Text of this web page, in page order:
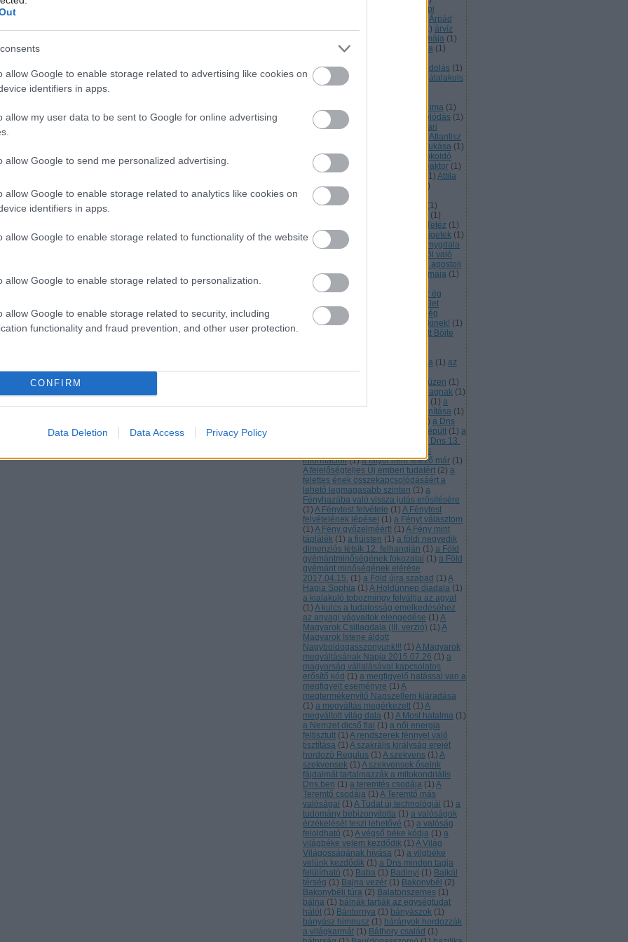
allow Google to enable storage related to advertising like cookies on
identifiers in apps.
allow my user data to be sent to Google for online advertising
allow Google to send me personalized advertising.
allow Google to enable storage related to analytics like cookies on
identifiers in apps.
allow Google to enable storage related to functionality of the website
allow Google to enable storage related to personalization.
allow Google to enable storage related to security, including
functionality and fraud prevention, and other user protection.
CONFIRM
Data Deletion Data Access Privacy Policy
Árpád napi
Árpád
vérvonala (1)Arraragat 1) árvíz
Assisi Szent Ferec imája (1)
Astana Heliksz a felvirágzás kódja (1)
asztráltest (2 Ataiszi kódolás (1)
ataiszi magok
átalakuls
átalakultást segíti
Atanykort segítő ima (1)
átélés
( áthangolás áthangolódás (1)
Atilla a Hunok királya
Atilla nyári
Atlantisz
Atlantisz bukása (1)
átlényegülés
átokoldó
szöveg
atomerőmű atomreaktor (1)
1) Attila
nagykirály (
)
átváltozás
14
Átváltozás ( (1)
(1)
Avilai Szent Tetéz (1)
Az
(1 azért küldtelek Azovi szigetek (1)
az agytörzs kéken világít
az amygdala
Az anyagból való
az apostoli
korona működik
az Aranykor imája (1)
az Aranykor itt van
megtapasztalásának napja
az ég
Az Élet
virágának ősi titka
Az emberiség
nevében megbocsájtunk mindenkinek! (1)
Az emberi méltóságért díjat kapott Böjte
kápolnájának mennyezeti freskója (1) az
örök élet helye
az Ótörök néplélek üzen (1)
Az Úzok 7. leszármazotti ága a Magnak (1)
(1) a
a bárány tanítása (1)
) a Dns
a Dns 13. rétege kiépült (1) a
a Dns 13.
rétege tartalmazza a fénnyé válás
információit (1) a fátyol nem létező már (1)
A felelőségteljes Új emberi tudatért (2) a
felettes ének összekapcsolódásáért a
lehető legmagasabb szinten (1) a
Fényhazába való vissza jutás erősítésére
(1) A Fénytest felvétele (1) A Fénytest
felvételének lépései (1) a Fényt választom
(1) A Fény győzelméért! (1) A Fény mint
táplálék (1) a fiúisten (1) a földi negyedik
dimenziós létsík 12. felhangján (1) a Föld
gyémántminőségének fokozatai (1) a Föld
gyémánt minőségének elérése
2017.04.15. (1) a Föld újra szabad (1) A
Hagia Sophia (1) A Holdünnep diadala (1)
a kialakuló tobozmirigy felváltja az agyat
(1) A kulcs a tudatosság emelkedéséhez
az anyagi vágyaitok elengedése (1) A
Magyarok Csillagdala (III. verzió) (1) A
Magyarok Istene áldott
Nagyboldogasszonyunk!!! (1) A Magyarok
megváltásának Napja 2015.07.26 (1) a
magyarság vállalásával kapcsolatos
erősítő kód (1) a megfigyelő hatással van a
megfigyelt eseményre (1) A
megtermékenyítő Napszellem kiáradása
(1) a megváltás megérkezett (1) A
megváltott világ dala (1) A Most hatalma (1)
a Nemzet dicső fiai (1) a női energia
feltisztult (1) A rendszerek fénnyel való
tisztítása (1) A szakrális királyság erejét
hordozó Regulus (1) A szekvens (1) A
szekvensek (1) A szekvensek őseink
fájdalmát tartalmazzák a mitokondriális
Dns.ben (1) a teremtés csodája (1) A
Teremtő csodája (1) A Teremtő más
valóságai (1) A Tudat új technológiái (1) a
tudomány bebizonyította (1) a valóságok
érzékelését teszi lehetővé (1) a valóság
feloldható (1) A végső béke kódja (1) a
világbéke velem kezdődik (1) A Világ
Világosságának hívása (1) a vilgbéke
velünk kezdődik (1) a Dns minden tagja
felülírható (1) Baba (1) Badinyi (1) Bajkál
térség (1) Bajna vezér (1) Bakonybél (2)
Bakonybéli túra (2) Balatonszemes (1)
bálna (1) bálnák tartják az egységtudat
hálót (1) Bántornya (1) bányászok (1)
bányász himnusz (1) bárányok hordozzák
a világkarmát (1) Báthory család (1)